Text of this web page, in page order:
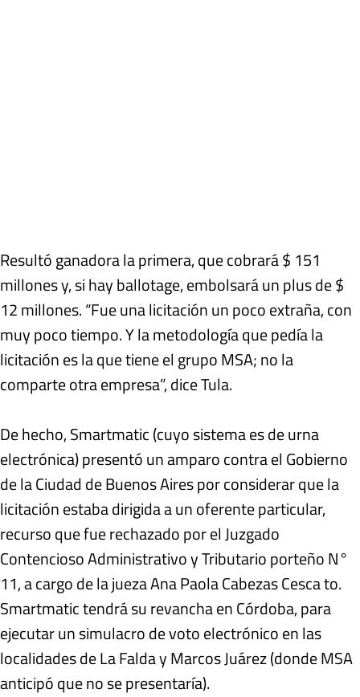
Resultó ganadora la primera, que cobrará $ 151
millones y, si hay ballotage, embolsará un plus de $
12 millones. “Fue una licitación un poco extraña, con
muy poco tiempo. Y la metodología que pedía la
licitación es la que tiene el grupo MSA; no la
comparte otra empresa”, dice Tula.
De hecho, Smartmatic (cuyo sistema es de urna
electrónica) presentó un amparo contra el Gobierno
de la Ciudad de Buenos Aires por considerar que la
licitación estaba dirigida a un oferente particular,
recurso que fue rechazado por el Juzgado
Contencioso Administrativo y Tributario porteño N°
11, a cargo de la jueza Ana Paola Cabezas Cesca to.
Smartmatic tendrá su revancha en Córdoba, para
ejecutar un simulacro de voto electrónico en las
localidades de La Falda y Marcos Juárez (donde MSA
anticipó que no se presentaría).